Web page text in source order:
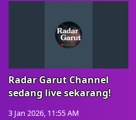
Radar Garut Channel
sedang live sekarang!
3 Jan 2026, 11:55 AM